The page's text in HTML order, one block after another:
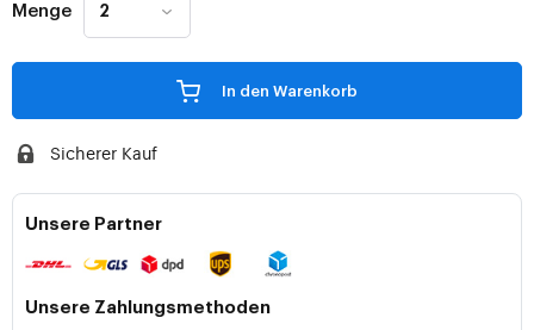
Menge
In den Warenkorb
Sicherer Kauf
Unsere Partner
Unsere Zahlungsmethoden